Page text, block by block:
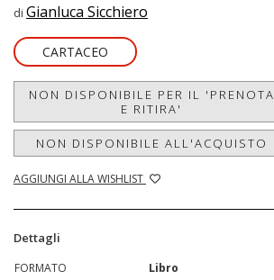
di Gianluca Sicchiero
CARTACEO
NON DISPONIBILE PER IL 'PRENOTA
E RITIRA'
NON DISPONIBILE ALL'ACQUISTO
AGGIUNGI ALLA WISHLIST
Dettagli
FORMATO
Libro